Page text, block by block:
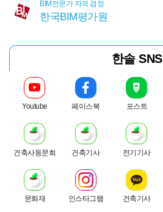
BIM전문가 자격 검정
한국BIM평가원
한솔 SNS
Youtube 페이스북 포스트
건축사동문회 건축기사 전기기사
문화재 인스타그램 건축기사